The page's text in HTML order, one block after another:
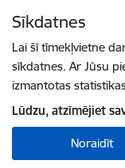
Sīkdatnes
Lai šī tīmekļvietne
sīkdatnes. Ar Jūsu
izmantotas
Lūdzu, atzīmējiet
Noraidīt